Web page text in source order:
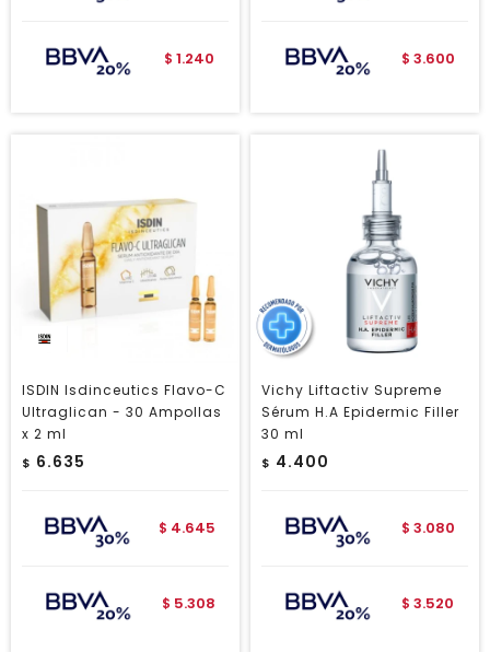
$ 1.240 $ 3.600
ISDIN Isdinceutics Flavo-C
Ultraglican - 30 Ampollas
x 2 ml
$ 6.635
$ 4.645
$ 5.308
Vichy Liftactiv Supreme
Sérum H.A Epidermic Filler
30 ml
$ 4.400
$ 3.080
$ 3.520